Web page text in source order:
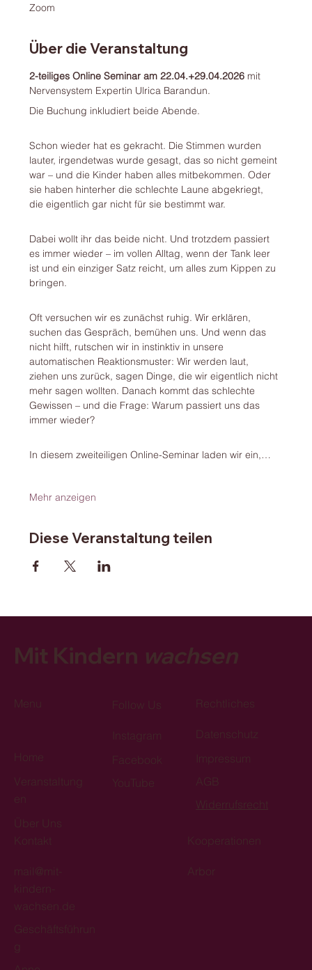
Zoom
Über die Veranstaltung
2-teiliges Online Seminar am 22.04.+29.04.2026 mit
Nervensystem Expertin Ulrica Barandun.
Die Buchung inkludiert beide Abende.
Schon wieder hat es gekracht. Die Stimmen wurden
lauter, irgendetwas wurde gesagt, das so nicht gemeint
war – und die Kinder haben alles mitbekommen. Oder
sie haben hinterher die schlechte Laune abgekriegt,
die eigentlich gar nicht für sie bestimmt war.
Dabei wollt ihr das beide nicht. Und trotzdem passiert
es immer wieder – im vollen Alltag, wenn der Tank leer
ist und ein einziger Satz reicht, um alles zum Kippen zu
bringen.
Oft versuchen wir es zunächst ruhig. Wir erklären,
suchen das Gespräch, bemühen uns. Und wenn das
nicht hilft, rutschen wir in instinktiv in unsere
automatischen Reaktionsmuster: Wir werden laut,
ziehen uns zurück, sagen Dinge, die wir eigentlich nicht
mehr sagen wollten. Danach kommt das schlechte
Gewissen – und die Frage: Warum passiert uns das
immer wieder?
In diesem zweiteiligen Online-Seminar laden wir ein,…
Mehr anzeigen
Diese Veranstaltung teilen
Mit Kindern wachsen
Kontakt
mail@mit-
kindern-
wachsen.de
Geschäftsführun
g
Menu
Home
Veranstaltung
en
Über Uns
Follow Us
Instagram
Facebook
YouTube
Rechtliches
Datenschutz
Impressum
AGB
Widerrufsrecht
Kooperationen
Arbor